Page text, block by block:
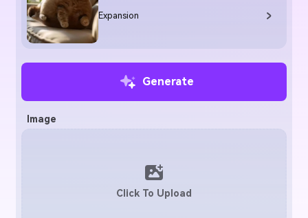
Expansion
Generate
Image
Click To Upload